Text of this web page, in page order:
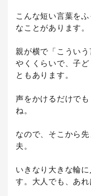
こんな短い言葉を
なことがあります。
親が横で「こうい
やくくらいで、子
ともあります。
声をかけるだけで
ね。
なので、そこから
夫。
いきなり大きな輪
す。大人でも、あれ